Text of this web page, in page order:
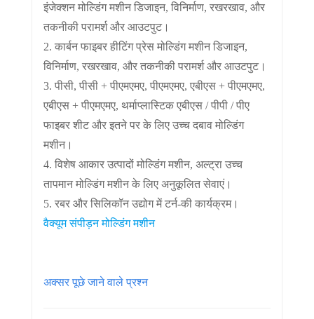
इंजेक्शन मोल्डिंग मशीन डिजाइन, विनिर्माण, रखरखाव, और
तकनीकी परामर्श और आउटपुट।
2. कार्बन फाइबर हीटिंग प्रेस मोल्डिंग मशीन डिजाइन,
विनिर्माण, रखरखाव, और तकनीकी परामर्श और आउटपुट।
3. पीसी, पीसी + पीएमएमए, पीएमएमए, एबीएस + पीएमएमए,
एबीएस + पीएमएमए, थर्माप्लास्टिक एबीएस / पीपी / पीए
फाइबर शीट और इतने पर के लिए उच्च दबाव मोल्डिंग
मशीन।
4. विशेष आकार उत्पादों मोल्डिंग मशीन, अल्ट्रा उच्च
तापमान मोल्डिंग मशीन के लिए अनुकूलित सेवाएं।
5. रबर और सिलिकॉन उद्योग में टर्न-की कार्यक्रम।
वैक्यूम संपीड़न मोल्डिंग मशीन
अक्सर पूछे जाने वाले प्रश्न